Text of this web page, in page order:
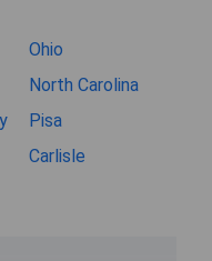
Ohio
North Carolina
Pisa
Carlisle